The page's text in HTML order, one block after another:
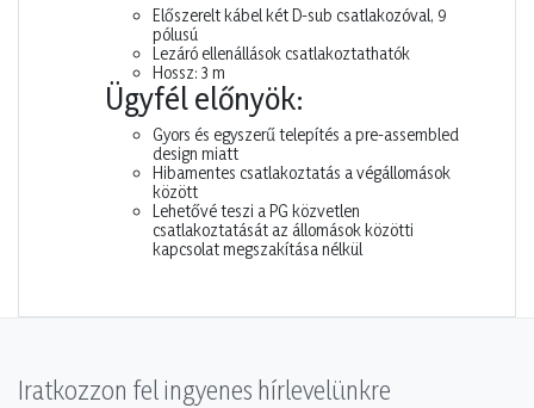
Előszerelt kábel két D-sub csatlakozóval, 9
pólusú
Lezáró ellenállások csatlakoztathatók
Hossz: 3 m
Ügyfél előnyök:
Gyors és egyszerű telepítés a pre-assembled
design miatt
Hibamentes csatlakoztatás a végállomások
között
Lehetővé teszi a PG közvetlen
csatlakoztatását az állomások közötti
kapcsolat megszakítása nélkül
Iratkozzon fel ingyenes hírlevelünkre